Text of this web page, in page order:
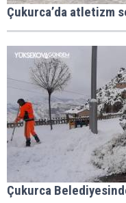
Çukurca’da atletizm
Çukurca